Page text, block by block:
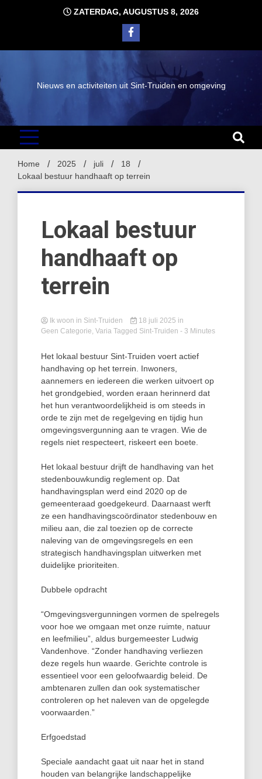
ZATERDAG, AUGUSTUS 8, 2026
Nieuws en activiteiten uit Sint-Truiden en omgeving
Home 2025 juli
18
Lokaal bestuur handhaaft op terrein
Lokaal bestuur
handhaaft op
terrein
Ik woon in Sint-Truiden 18 juli 2025 in
Geen Categorie, Varia Tagged Sint-Truiden - 3 Minutes
Het lokaal bestuur Sint-Truiden voert actief
handhaving op het terrein. Inwoners,
aannemers en iedereen die werken uitvoert op
het grondgebied, worden eraan herinnerd dat
het hun verantwoordelijkheid is om steeds in
orde te zijn met de regelgeving en tijdig hun
omgevingsvergunning aan te vragen. Wie de
regels niet respecteert, riskeert een boete.
Het lokaal bestuur drijft de handhaving van het
stedenbouwkundig reglement op. Dat
handhavingsplan werd eind 2020 op de
gemeenteraad goedgekeurd. Daarnaast werft
ze een handhavingscoördinator stedenbouw en
milieu aan, die zal toezien op de correcte
naleving van de omgevingsregels en een
strategisch handhavingsplan uitwerken met
duidelijke prioriteiten.
Dubbele opdracht
“Omgevingsvergunningen vormen de spelregels
voor hoe we omgaan met onze ruimte, natuur
en leefmilieu”, aldus burgemeester Ludwig
Vandenhove. “Zonder handhaving verliezen
deze regels hun waarde. Gerichte controle is
essentieel voor een geloofwaardig beleid. De
ambtenaren zullen dan ook systematischer
controleren op het naleven van de opgelegde
voorwaarden.”
Erfgoedstad
Speciale aandacht gaat uit naar het in stand
houden van belangrijke landschappelijke